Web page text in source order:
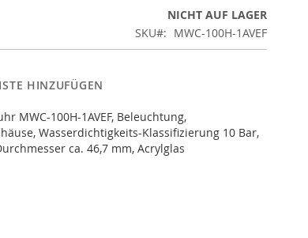
NICHT AUF LAGER
SKU
MWC-100H-1AVEF
HINZUFÜGEN
MWC-100H-1AVEF, Beleuchtung,
Wasserdichtigkeits-Klassifizierung 10 Bar,
ca. 46,7 mm, Acrylglas